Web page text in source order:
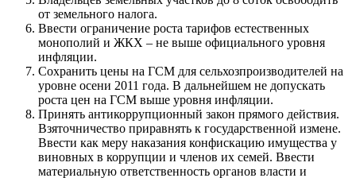
от зе­мельного налога.
Ввести ограничение роста тарифов естественных
монополий и ЖКХ – не выше официального уровня
инфляции.
Сохранить цены на ГСМ для сельхозпроизводителей на
уров­не осени 2011 года. В дальнейшем не допускать
роста цен на ГСМ выше уровня инфляции.
Принять антикоррупционный закон прямого действия.
Взяточ­ничество приравнять к государственной измене.
Ввести как меру наказания конфискацию имущества у
виновных в кор­рупции и членов их семей. Ввести
материальную ответствен­ность органов власти и